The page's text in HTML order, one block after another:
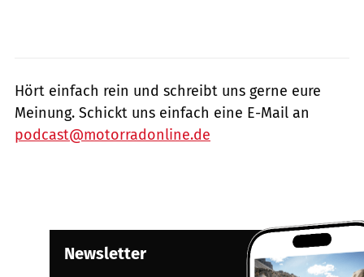
Hört einfach rein und schreibt uns gerne eure
Meinung. Schickt uns einfach eine E-Mail an
podcast@motorradonline.de
Newsletter